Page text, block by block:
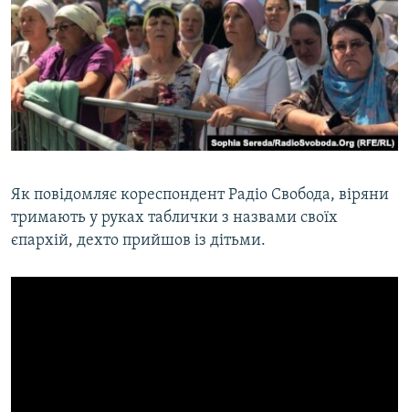
Як повідомляє кореспондент Радіо Свобода, віряни
тримають у руках таблички з назвами своїх
єпархій, дехто прийшов із дітьми.